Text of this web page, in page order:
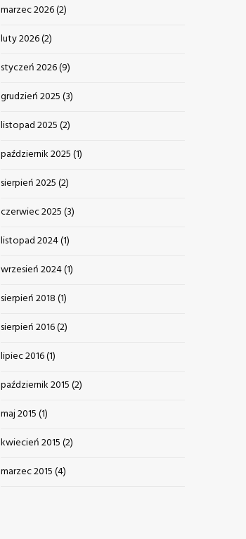
marzec 2026(2)
luty 2026(2)
styczeń 2026(9)
grudzień 2025(3)
listopad 2025(2)
październik 2025(1)
sierpień 2025(2)
czerwiec 2025(3)
listopad 2024(1)
wrzesień 2024(1)
sierpień 2018(1)
sierpień 2016(2)
lipiec 2016(1)
październik 2015(2)
maj 2015(1)
kwiecień 2015(2)
marzec 2015(4)